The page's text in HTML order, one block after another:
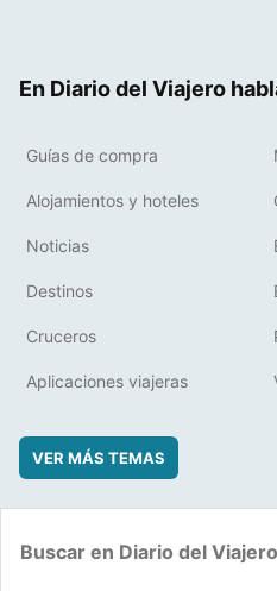
En Diario del Viajero
Guías de compra
Alojamientos y hoteles
Noticias
Destinos
Cruceros
Aplicaciones viajeras
VER MÁS TEMAS